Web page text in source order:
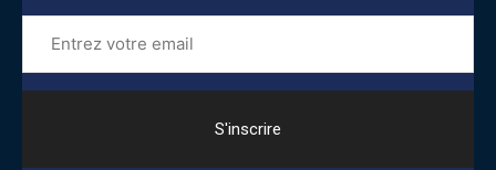
Entrez
votre
email